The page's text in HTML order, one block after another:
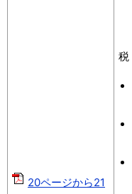
20ページから21
税